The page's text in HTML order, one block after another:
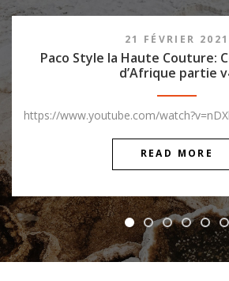
21 FÉVRIER 2021
Paco Style la Haute Couture:
d’Afrique partie
https://www.youtube.com/
READ MORE